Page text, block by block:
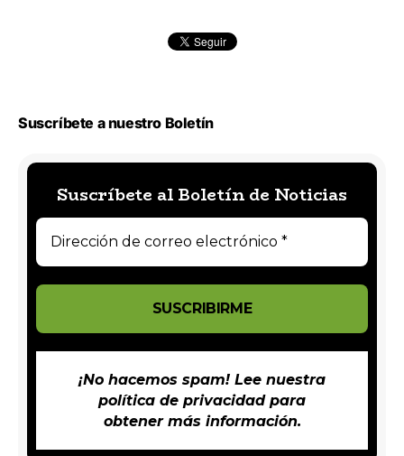
Suscríbete a nuestro Boletín
Suscríbete al Boletín de Noticias
¡No hacemos spam! Lee nuestra
política de privacidadpara
obtener más información.